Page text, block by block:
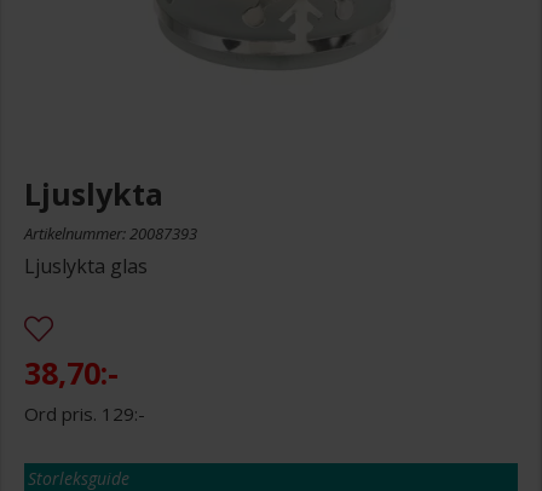
Ljuslykta
Artikelnummer: 20087393
Ljuslykta glas
38,70:-
129:-
Storleksguide